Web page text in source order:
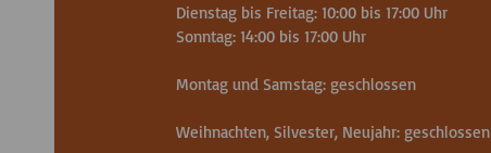
Dienstag bis Freitag: 10:00 bis 17:00 Uhr
Sonntag: 14:00 bis 17:00 Uhr
Montag und Samstag: geschlossen
Weihnachten, Silvester, Neujahr: geschlossen